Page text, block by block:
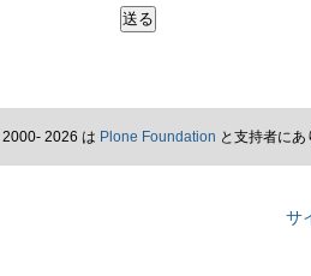
2000- 2026 は Plone Foundation と支持者に
サ